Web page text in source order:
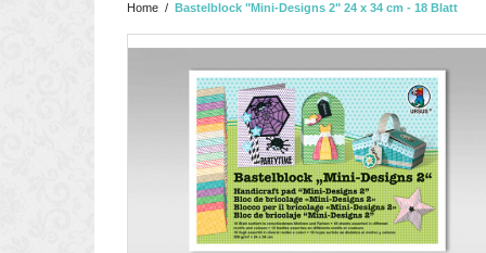
Home / Bastelblock "Mini-Designs 2" 24 x 34 cm - 18 Blatt